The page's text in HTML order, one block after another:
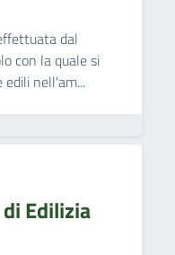
dal
con la quale si
edili nell'am...
Edilizia